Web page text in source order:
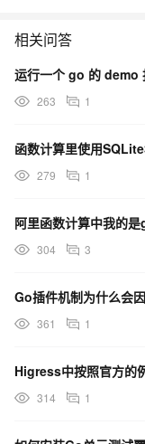
相关问答
运行一个 go 的 demo
263 1
279 1
304 3
Go插件机制为什么会
361 1
Higress中按照官方的
314 1